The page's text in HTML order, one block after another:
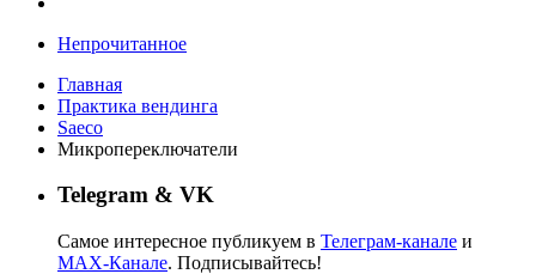
Непрочитанное
Главная
Практика вендинга
Saeco
Микропереключатели
Telegram & VK
Самое интересное публикуем в Телеграм-канале и
MAX-Канале. Подписывайтесь!